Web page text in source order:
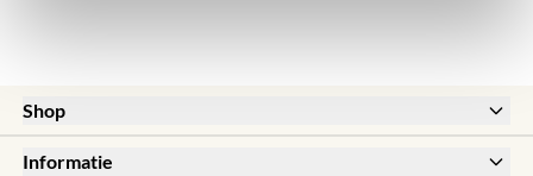
Shop
New
Informatie